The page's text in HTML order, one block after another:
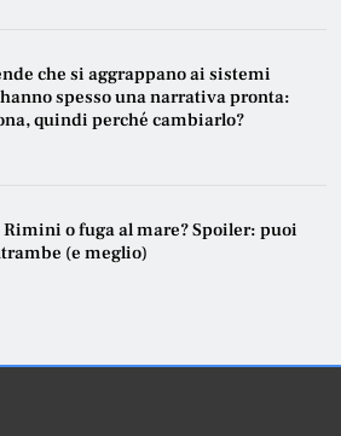
che si aggrappano ai sistemi
spesso una narrativa pronta:
quindi perché cambiarlo?
Rimini o fuga al mare? Spoiler: puoi
(e meglio)